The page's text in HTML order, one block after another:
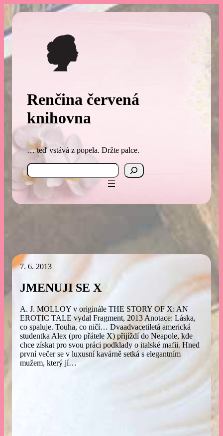
Přeskočit
obsah
Renčina červená
knihovna
… teď vstává z popela. Držte palce.
Search
7. 6. 2013
JMENUJI SE X
A. J. MOLLOY v originále THE STORY OF X: AN
EROTIC TALE vydal Fragment, 2013 Anotace: Láska,
co spaluje. Touha, co ničí… Dvaadvacetiletá americká
studentka Alex (pro přátele X) přijíždí do Neapole, kde
chce získat pro svou práci podklady o italské mafii. Hned
první večer se v luxusní kavárně setká s elegantním
mužem, který jí…